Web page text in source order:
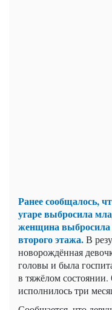
Ранее сообщалось,
угаре выбросила
женщина выбросила
второго этажа.В
новорождённая
головы и была
в тяжёлом состоянии.
исполнилось три